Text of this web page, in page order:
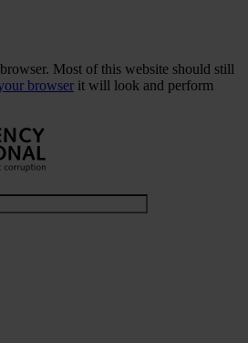
Most of this website should still
browser it will look and perform